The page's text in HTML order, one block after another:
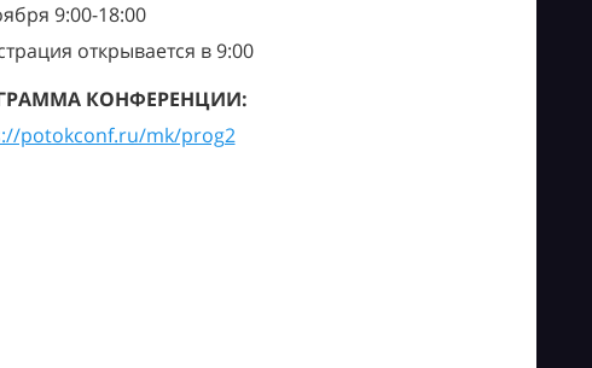
9:00-18:00
открывается в 9:00
КОНФЕРЕНЦИИ:
potokconf.ru/mk/prog2